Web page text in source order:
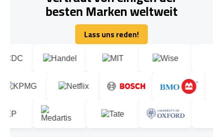
besten Marken weltweit
Lass uns reden!
Lass uns reden!